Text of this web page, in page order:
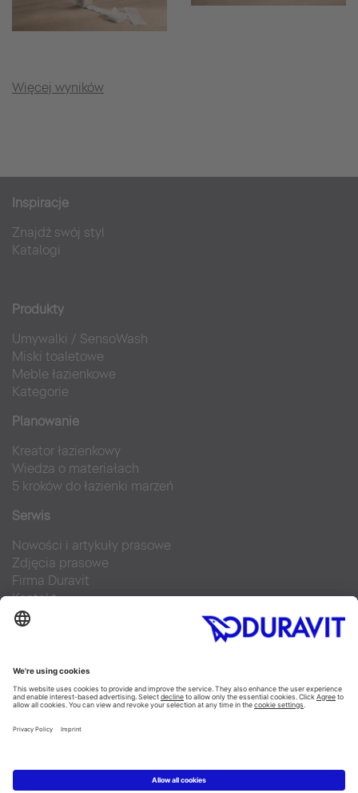
Więcej wyników
Inspiracje
Znajdź swój styl
Katalogi
Produkty
Umywalki / SensoWash
Miski toaletowe
Meble łazienkowe
Kategorie
Planowanie
Kreator łazienkowy
Wiedza o materiałach
5 kroków do łazienki marzeń
Serwis
Nowości i artykuły prasowe
Zdjęcia prasowe
Firma Duravit
Kontakt
Najczęściej zadawane pytania
Facebook
Instagram
Pinterest
Blog
Flickr